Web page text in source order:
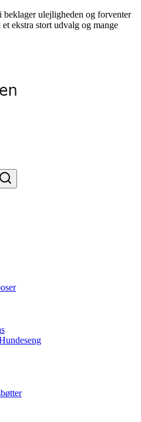
beklager ulejligheden og forventer
ekstra stort udvalg og mange